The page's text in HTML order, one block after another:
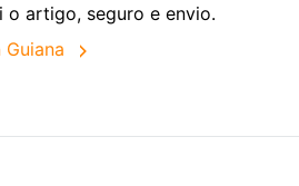
o artigo, seguro e envio.